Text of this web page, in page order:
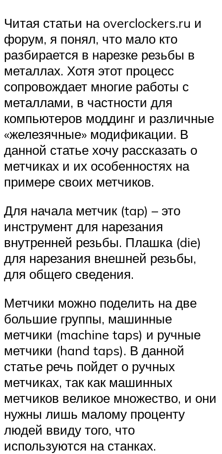
Читая статьи на overclockers.ru и
форум, я понял, что мало кто
разбирается в нарезке резьбы в
металлах. Хотя этот процесс
сопровождает многие работы с
металлами, в частности для
компьютеров моддинг и различные
«железячные» модификации. В
данной статье хочу рассказать о
метчиках и их особенностях на
примере своих метчиков.
Для начала метчик (tap) – это
инструмент для нарезания
внутренней резьбы. Плашка (die)
для нарезания внешней резьбы,
для общего сведения.
Метчики можно поделить на две
большие группы, машинные
метчики (machine taps) и ручные
метчики (hand taps). В данной
статье речь пойдет о ручных
метчиках, так как машинных
метчиков великое множество, и они
нужны лишь малому проценту
людей ввиду того, что
используются на станках.